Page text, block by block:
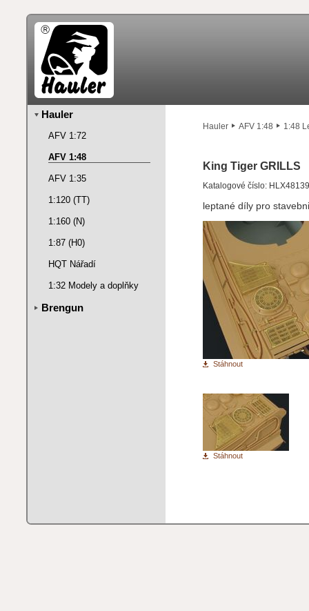
Hauler AFV 1:48 1:48
King Tiger GRILLS
Katalogové číslo: HLX48139
leptané díly pro
Stáhnout
Stáhnout
Hauler
AFV 1:72
AFV 1:48
AFV 1:35
1:120 (TT)
1:160 (N)
1:87 (H0)
HQT Nářadí
1:32 Modely a doplňky
Brengun